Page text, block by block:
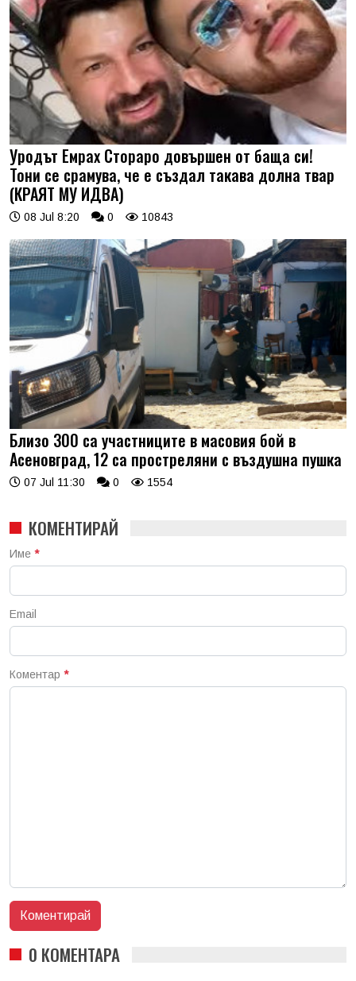
Уродът Емрах Стораро довършен от баща си!
Тони се срамува, че е създал такава долна твар
(КРАЯТ МУ ИДВА)
08 Jul 8:20 0 10843
Близо 300 са участниците в масовия бой в
Асеновград, 12 са простреляни с въздушна пушка
07 Jul 11:30 0 1554
КОМЕНТИРАЙ
Име *
Email
Коментар *
0 КОМЕНТАРА